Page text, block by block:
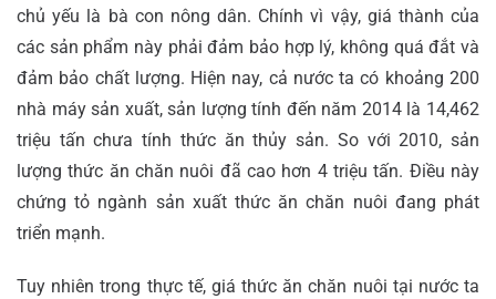
chủ yếu là bà con nông dân. Chính vì vậy, giá thành của
các sản phẩm này phải đảm bảo hợp lý, không quá đắt và
đảm bảo chất lượng. Hiện nay, cả nước ta có khoảng 200
nhà máy sản xuất, sản lượng tính đến năm 2014 là 14,462
triệu tấn chưa tính thức ăn thủy sản. So với 2010, sản
lượng thức ăn chăn nuôi đã cao hơn 4 triệu tấn. Điều này
chứng tỏ ngành sản xuất thức ăn chăn nuôi đang phát
triển mạnh.
Tuy nhiên trong thực tế, giá thức ăn chăn nuôi tại nước ta